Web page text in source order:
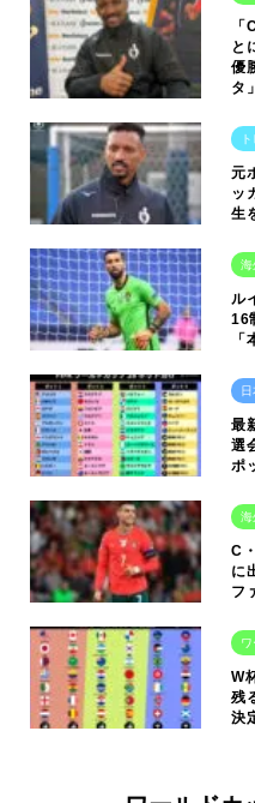
と
優
タ」
元
ッ
生
海
ル
16
最
選
ポ
海
C
に
フ
W
残
決